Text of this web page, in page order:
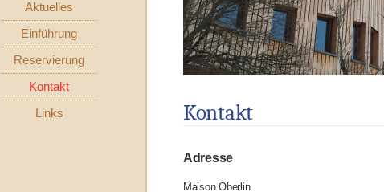
Aktuelles
Einführung
Reservierung
Kontakt
Links Kontakt
Adresse
Maison Oberlin